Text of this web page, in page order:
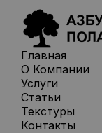
Главная
О Компании
Услуги
Статьи
Текстуры
Контакты